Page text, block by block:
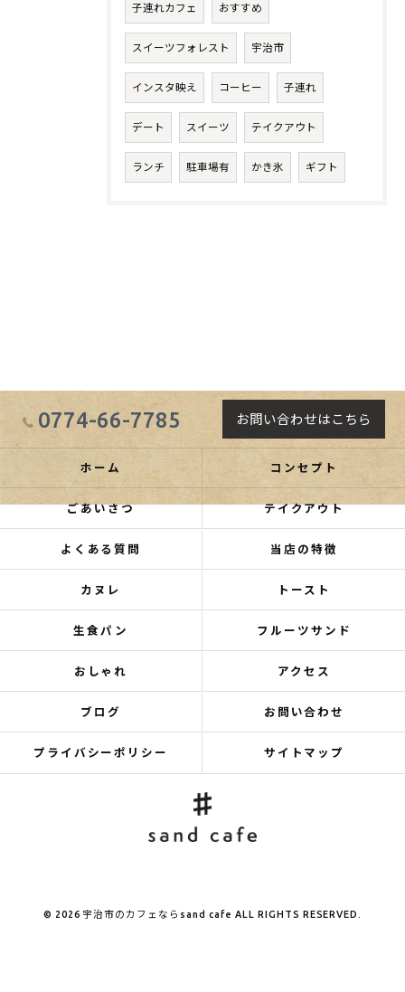
子連れカフェ おすすめ
スイーツフォレスト 宇治市
インスタ映え コーヒー 子連れ
デート スイーツ テイクアウト
ランチ 駐車場有 かき氷 ギフト
0774-66-7785 お問い合わせはこちら
ホーム コンセプト
ごあいさつ テイクアウト
よくある質問 当店の特徴
カヌレ トースト
生食パン フルーツサンド
おしゃれ アクセス
ブログ お問い合わせ
プライバシーポリシー サイトマップ
© 2026 宇治市のカフェならsand cafe ALL RIGHTS RESERVED.